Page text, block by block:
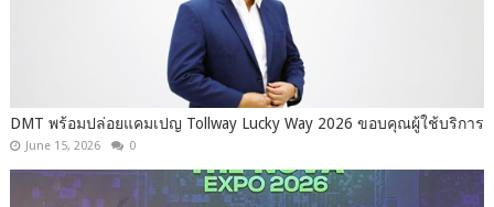
DMT พร้อมปล่อยแคมเปญ Tollway Lucky Way 2026 ขอบคุณผู้ใช้บริการ
June 15, 2026 0